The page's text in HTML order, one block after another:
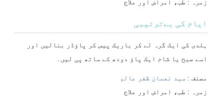
⁠⁠⁠زمرہ : طب، امراض اور علاج
ایام کی بےترتیبی
ہلدی کی ایک گرہ لے کر باریک پیس کر پاؤڈر بنالیں اور
اسے صبح یا شام ایک پاؤ دودھ کے ساتھ پی لیں۔
مصنف : سید نعمان ظفر عالم
⁠⁠⁠زمرہ : طب، امراض اور علاج